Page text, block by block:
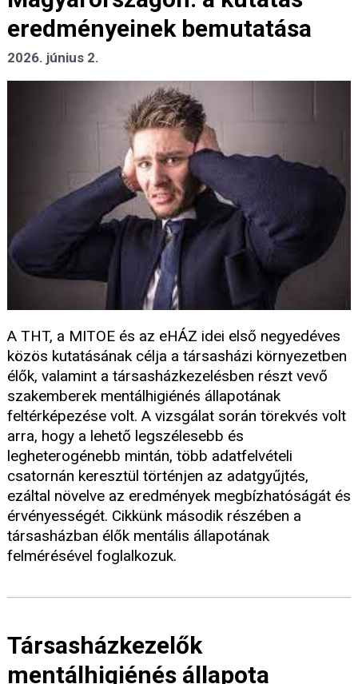
eredményeinek bemutatása
2026. június 2.
A THT, a MITOE és az eHÁZ idei első negyedéves
közös kutatásának célja a társasházi környezetben
élők, valamint a társasházkezelésben részt vevő
szakemberek mentálhigiénés állapotának
feltérképezése volt. A vizsgálat során törekvés volt
arra, hogy a lehető legszélesebb és
legheterogénebb mintán, több adatfelvételi
csatornán keresztül történjen az adatgyűjtés,
ezáltal növelve az eredmények megbízhatóságát és
érvényességét. Cikkünk második részében a
társasházban élők mentális állapotának
felmérésével foglalkozuk.
Társasházkezelők
mentálhigiénés állapota